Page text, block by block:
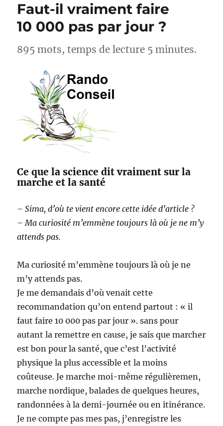
pour
des
avec
Faut-il vraiment faire
10 000 pas par jour ?
895 mots, temps de lecture 5 minutes.
Ce que la science dit vraiment sur la
marche et la santé
– Sima, d’où te vient encore cette idée d’article ?
– Ma curiosité m’emmène toujours là où je ne m’y
attends pas.
Ma curiosité m’emmène toujours là où je ne
m’y attends pas.
Je me demandais d’où venait cette
recommandation qu’on entend partout : « il
faut faire 10 000 pas par jour ». sans pour
autant la remettre en cause, je sais que marcher
est bon pour la santé, que c’est l’activité
physique la plus accessible et la moins
coûteuse. Je marche moi-même régulièremen,
marche nordique, balades de quelques heures,
randonnées à la demi-journée ou en itinérance.
Je ne compte pas mes pas, j’enregistre les